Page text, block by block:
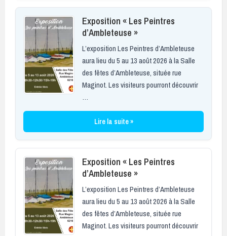
Exposition « Les Peintres
d’Ambleteuse »
L’exposition Les Peintres d’Ambleteuse
aura lieu du 5 au 13 août 2026 à la Salle
des fêtes d’Ambleteuse, située rue
Maginot. Les visiteurs pourront découvrir
…
Lire la suite »
Exposition « Les Peintres
d’Ambleteuse »
L’exposition Les Peintres d’Ambleteuse
aura lieu du 5 au 13 août 2026 à la Salle
des fêtes d’Ambleteuse, située rue
Maginot. Les visiteurs pourront découvrir